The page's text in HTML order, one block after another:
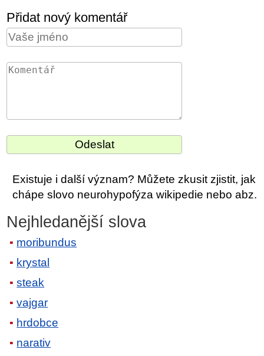
Přidat nový komentář
Existuje i další význam? Můžete zkusit zjistit, jak
chápe slovo neurohypofýza wikipedie nebo abz.
Nejhledanější slova
moribundus
krystal
steak
vajgar
hrdobce
narativ